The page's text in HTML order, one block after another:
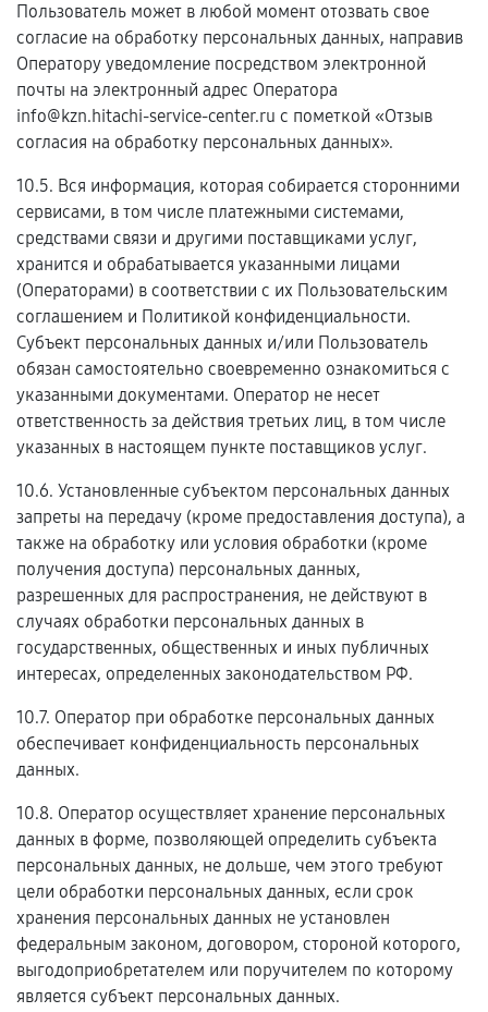
Пользователь может в любой момент отозвать свое
согласие на обработку персональных данных, направив
Оператору уведомление посредством электронной
почты на электронный адрес Оператора
info@kzn.hitachi-service-center.ru с пометкой «Отзыв
согласия на обработку персональных данных».
10.5. Вся информация, которая собирается сторонними
сервисами, в том числе платежными системами,
средствами связи и другими поставщиками услуг,
хранится и обрабатывается указанными лицами
(Операторами) в соответствии с их Пользовательским
соглашением и Политикой конфиденциальности.
Субъект персональных данных и/или Пользователь
обязан самостоятельно своевременно ознакомиться с
указанными документами. Оператор не несет
ответственность за действия третьих лиц, в том числе
указанных в настоящем пункте поставщиков услуг.
10.6. Установленные субъектом персональных данных
запреты на передачу (кроме предоставления доступа), а
также на обработку или условия обработки (кроме
получения доступа) персональных данных,
разрешенных для распространения, не действуют в
случаях обработки персональных данных в
государственных, общественных и иных публичных
интересах, определенных законодательством РФ.
10.7. Оператор при обработке персональных данных
обеспечивает конфиденциальность персональных
данных.
10.8. Оператор осуществляет хранение персональных
данных в форме, позволяющей определить субъекта
персональных данных, не дольше, чем этого требуют
цели обработки персональных данных, если срок
хранения персональных данных не установлен
федеральным законом, договором, стороной которого,
выгодоприобретателем или поручителем по которому
является субъект персональных данных.